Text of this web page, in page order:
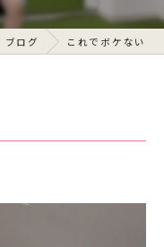
ブログ これでボケない